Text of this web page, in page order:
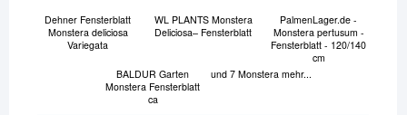
Dehner Fensterblatt
Monstera deliciosa
Variegata
WL PLANTS Monstera
Deliciosa– Fensterblatt
PalmenLager.de -
Monstera pertusum -
Fensterblatt - 120/140
cm
BALDUR Garten
Monstera Fensterblatt
ca
und 7 Monstera mehr...